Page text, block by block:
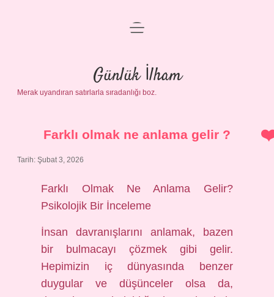
Anasayfa
Gizlilik Politikası
Yasal Uyarı
menüyü
Günlük İlham
Merak uyandıran satırlarla sıradanlığı boz.
Farklı olmak ne anlama gelir ?
Tarih: Şubat 3, 2026
Farklı Olmak Ne Anlama Gelir?
Psikolojik Bir İnceleme
İnsan davranışlarını anlamak, bazen
bir bulmacayı çözmek gibi gelir.
Hepimizin iç dünyasında benzer
duygular ve düşünceler olsa da,